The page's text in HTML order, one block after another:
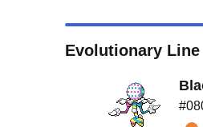
Evolutionary Line